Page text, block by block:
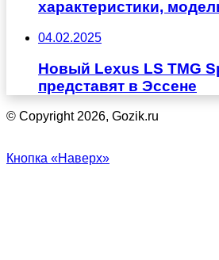
характеристики,
04.02.2025
Новый Lexus LS TMG
представят в Эссене
© Copyright 2026, Gozik.ru
Кнопка «Наверх»